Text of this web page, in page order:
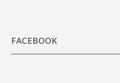
FACEBOOK